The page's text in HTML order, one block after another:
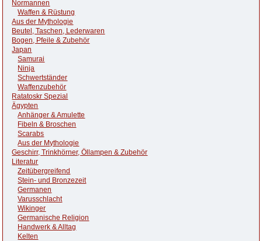
Normannen
Waffen & Rüstung
Aus der Mythologie
Beutel, Taschen, Lederwaren
Bogen, Pfeile & Zubehör
Japan
Samurai
Ninja
Schwertständer
Waffenzubehör
Ratatoskr Spezial
Ägypten
Anhänger & Amulette
Fibeln & Broschen
Scarabs
Aus der Mythologie
Geschirr, Trinkhörner, Öllampen & Zubehör
Literatur
Zeitübergreifend
Stein- und Bronzezeit
Germanen
Varusschlacht
Wikinger
Germanische Religion
Handwerk & Alltag
Kelten